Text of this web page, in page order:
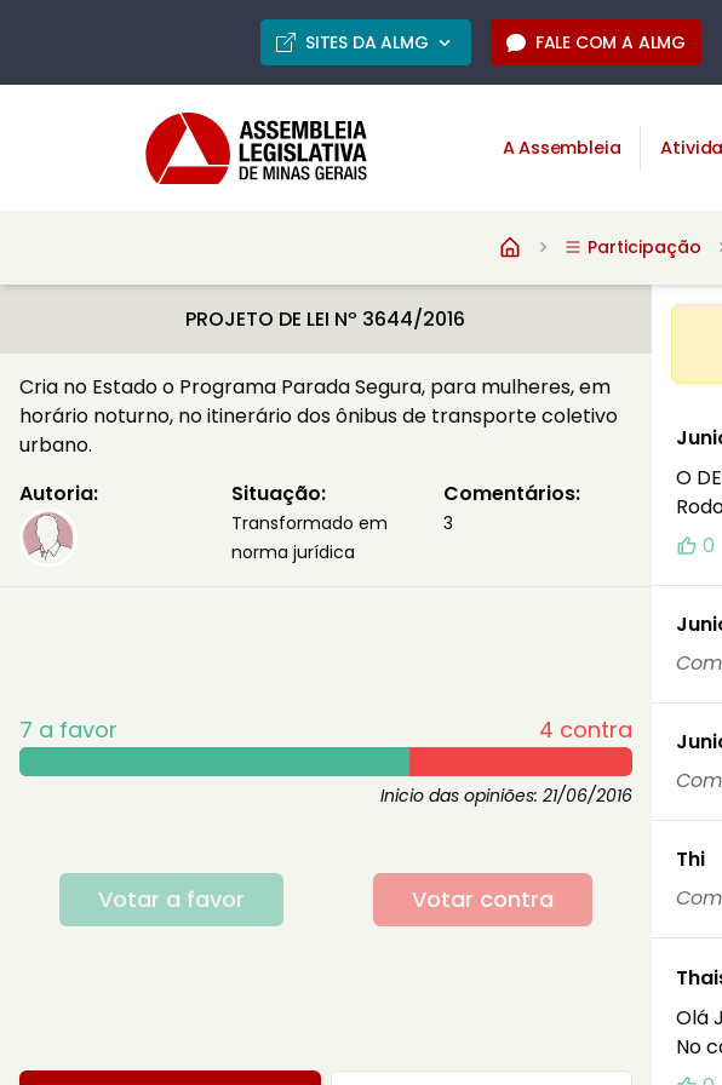
SITES DA ALMG FALE COM A ALMG
A Assembleia
Participação
PROJETO DE LEI Nº 3644/2016
Cria no Estado o Programa Parada Segura, para mulheres, em
horário noturno, no itinerário dos ônibus de transporte coletivo
urbano.
Autoria:
Situação:
Transformado em
norma jurídica
Comentários:
3
7 a favor 4 contra
Inicio das opiniões: 21/06/2016
Votar a favor Votar contra
O
0
Thi
Olá
No